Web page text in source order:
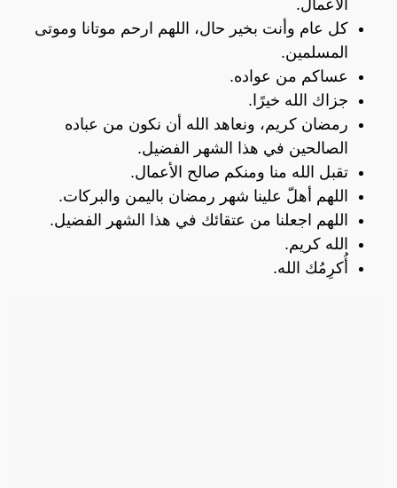
الأعمال.
كل عام وأنت بخير حال، اللهم ارحم موتانا وموتى
المسلمين.
عساكم من عواده.
جزاك الله خيرًا.
رمضان كريم، ونعاهد الله أن نكون من عباده
الصالحين في هذا الشهر الفضيل.
تقبل الله منا ومنكم صالح الأعمال.
اللهم أهلّ علينا شهر رمضان باليمن والبركات.
اللهم اجعلنا من عتقائك في هذا الشهر الفضيل.
الله كريم.
أُكرِمُك الله.